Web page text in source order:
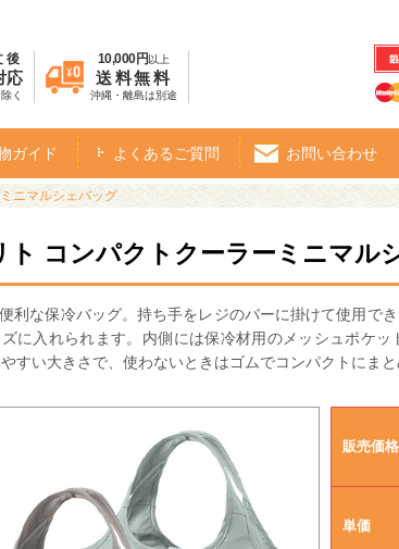
後
応
く
10,000円 以上
送料無料
沖縄・離島は別途
ガイド よくあるご質問 お問い合わせ
ニマルシェバッグ
ト コンパクトクーラーミニマル
利な保冷バッグ。持ち手をレジのバーに掛けて使用で
に入れられます。 内側には保冷材用のメッシュポケ
すい大きさで、使わないときはゴムでコンパクトにまと
販売価格
単価